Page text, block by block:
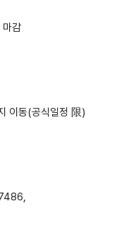
감
이동(공식일정 限)